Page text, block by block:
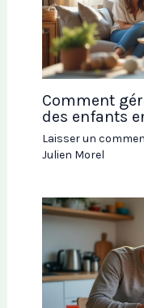
Comment
des enfants
Laisser un
Julien Morel